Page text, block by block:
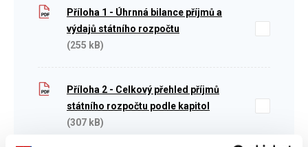
Příloha 1 - Úhrnná bilance příjmů a
výdajů státního rozpočtu
(255 kB)
Příloha 2 - Celkový přehled příjmů
státního rozpočtu podle kapitol
(307 kB)